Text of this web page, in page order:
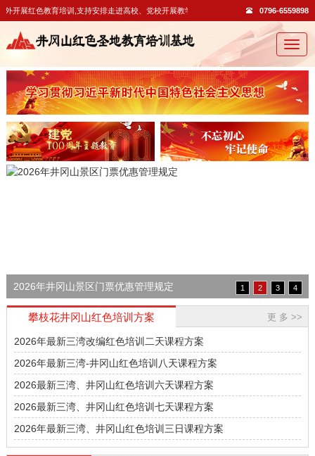
展红色教育培训,支持安排走进高校、党校开展教学活动。 0796-6559898
切
换
导
航
2026年井冈山景区门票优惠管理规定 1 2 3 4
攀枝花井冈山红色培训方案 更 多 >>
2026年最新三湾改编红色培训二天课程方案
2026年最新三湾-井冈山红色培训八天课程方案
2026最新三湾、井冈山红色培训六天课程方案
2026最新三湾、井冈山红色培训七天课程方案
2026年最新三湾、井冈山红色培训三日课程方案